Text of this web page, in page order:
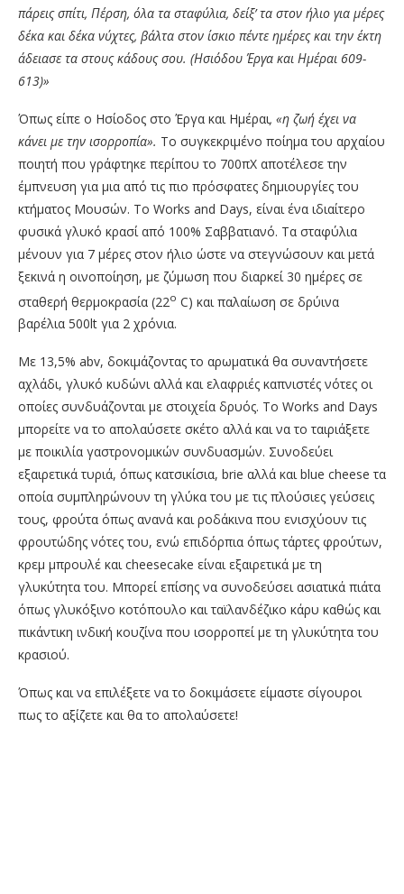
πάρεις σπίτι, Πέρση, όλα τα σταφύλια, δείξ’ τα στον ήλιο για μέρες
δέκα και δέκα νύχτες, βάλτα στον ίσκιο πέντε ημέρες και την έκτη
άδειασε τα στους κάδους σου. (Ησιόδου Έργα και Ημέραι 609-
613)»
Όπως είπε ο Ησίοδος στο Έργα και Ημέραι, «η ζωή έχει να
κάνει με την ισορροπία». Το συγκεκριμένο ποίημα του αρχαίου
ποιητή που γράφτηκε περίπου το 700πΧ αποτέλεσε την
έμπνευση για μια από τις πιο πρόσφατες δημιουργίες του
κτήματος Μουσών. Το Works and Days, είναι ένα ιδιαίτερο
φυσικά γλυκό κρασί από 100% Σαββατιανό. Τα σταφύλια
μένουν για 7 μέρες στον ήλιο ώστε να στεγνώσουν και μετά
ξεκινά η οινοποίηση, με ζύμωση που διαρκεί 30 ημέρες σε
σταθερή θερμοκρασία (22ο C) και παλαίωση σε δρύινα
βαρέλια 500lt για 2 χρόνια.
Με 13,5% abv, δοκιμάζοντας το αρωματικά θα συναντήσετε
αχλάδι, γλυκό κυδώνι αλλά και ελαφριές καπνιστές νότες οι
οποίες συνδυάζονται με στοιχεία δρυός. Το Works and Days
μπορείτε να το απολαύσετε σκέτο αλλά και να το ταιριάξετε
με ποικιλία γαστρονομικών συνδυασμών. Συνοδεύει
εξαιρετικά τυριά, όπως κατσικίσια, brie αλλά και blue cheese τα
οποία συμπληρώνουν τη γλύκα του με τις πλούσιες γεύσεις
τους, φρούτα όπως ανανά και ροδάκινα που ενισχύουν τις
φρουτώδης νότες του, ενώ επιδόρπια όπως τάρτες φρούτων,
κρεμ μπρουλέ και cheesecake είναι εξαιρετικά με τη
γλυκύτητα του. Μπορεί επίσης να συνοδεύσει ασιατικά πιάτα
όπως γλυκόξινο κοτόπουλο και ταϊλανδέζικο κάρυ καθώς και
πικάντικη ινδική κουζίνα που ισορροπεί με τη γλυκύτητα του
κρασιού.
Όπως και να επιλέξετε να το δοκιμάσετε είμαστε σίγουροι
πως το αξίζετε και θα το απολαύσετε!